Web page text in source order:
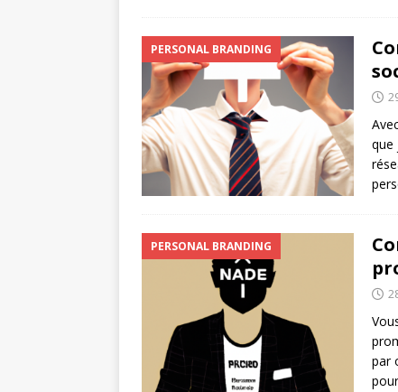
PERSONAL BRANDING
que
PERSONAL BRANDING
par